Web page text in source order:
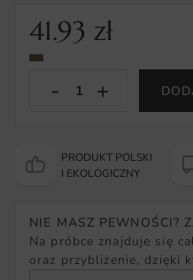
41.93zł
PRODUKT POLSKI
I EKOLOGICZNY
NIE MASZ PEWNOŚCI?
Na próbce znajduje się
oraz przybliżenie, dzięki